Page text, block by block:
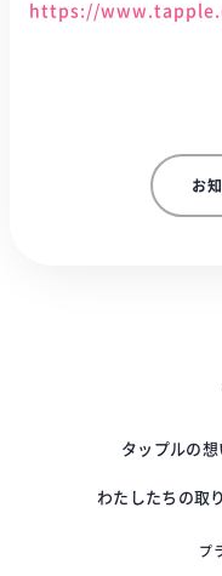
https://
お
タップルの想
わたしたちの取
プ